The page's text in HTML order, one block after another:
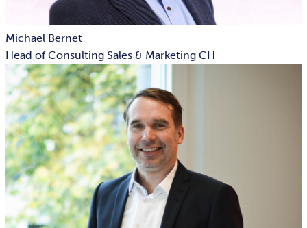
Michael Bernet
Head of Consulting Sales & Marketing CH